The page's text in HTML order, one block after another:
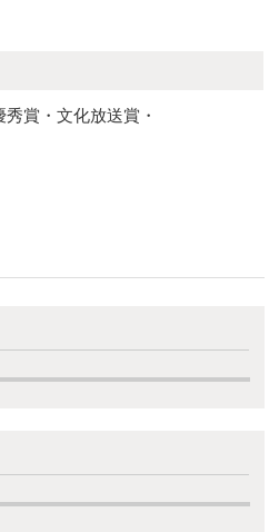
賞・文化放送賞・